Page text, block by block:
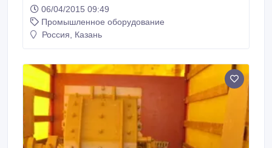
отверстия, 400х250 мм. Максимальный размер
куска исходного материала– 210 мм.
Производительность– 4-16 куб.м/час.
номинальная, 40 мм.
06/04/2015 09:49
Промышленное оборудование
Россия, Казань